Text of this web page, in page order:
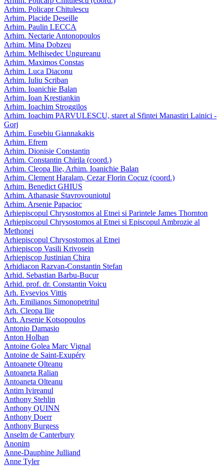
Arhim. Policapr Chitulescu
Arhim. Placide Deseille
Arhim. Paulin LECCA
Arhim. Nectarie Antonopoulos
Arhim. Mina Dobzeu
Arhim. Melhisedec Ungureanu
Arhim. Maximos Constas
Arhim. Luca Diaconu
Arhim. Iuliu Scriban
Arhim. Ioanichie Balan
Arhim. Ioan Krestiankin
Arhim. Ioachim Stroggilos
Arhim. Ioachim PARVULESCU, staret al Sfintei Manastiri Lainici -
Gorj
Arhim. Eusebiu Giannakakis
Arhim. Efrem
Arhim. Dionisie Constantin
Arhim. Constantin Chirila (coord.)
Arhim. Cleopa Ilie, Arhim. Ioanichie Balan
Arhim. Clement Haralam, Cezar Florin Cocuz (coord.)
Arhim. Benedict GHIUS
Arhim. Athanasie Stavrovouniotul
Arhim. Arsenie Papacioc
Arhiepiscopul Chrysostomos al Etnei si Parintele James Thornton
Arhiepiscopul Chrysostomos al Etnei si Episcopul Ambrozie al
Methonei
Arhiepiscopul Chrysostomos al Etnei
Arhiepiscop Vasili Krivosein
Arhiepiscop Justinian Chira
Arhidiacon Razvan-Constantin Stefan
Arhid. Sebastian Barbu-Bucur
Arhid. prof. dr. Constantin Voicu
Arh. Evsevios Vittis
Arh. Emilianos Simonopetritul
Arh. Cleopa Ilie
Arh. Arsenie Kotsopoulos
Antonio Damasio
Anton Holban
Antoine Golea Marc Vignal
Antoine de Saint-Exupéry
Antoanete Olteanu
Antoaneta Ralian
Antoaneta Olteanu
Antim Ivireanul
Anthony Stehlin
Anthony QUINN
Anthony Doerr
Anthony Burgess
Anselm de Canterbury
Anonim
Anne-Dauphine Julliand
Anne Tyler